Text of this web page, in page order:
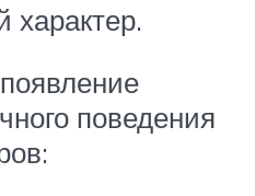
характер.
поведения